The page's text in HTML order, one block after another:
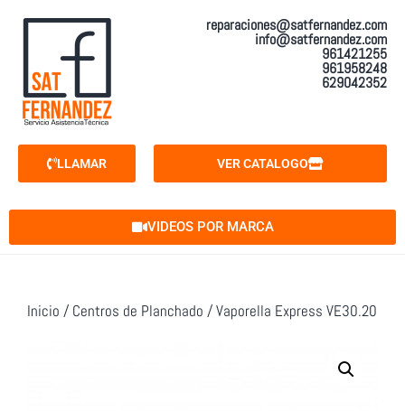
reparaciones@satfernandez.com
info@satfernandez.com
961421255
961958248
629042352
LLAMAR VER CATALOGO
VIDEOS POR MARCA
Inicio / Centros de Planchado / Vaporella Express VE30.20